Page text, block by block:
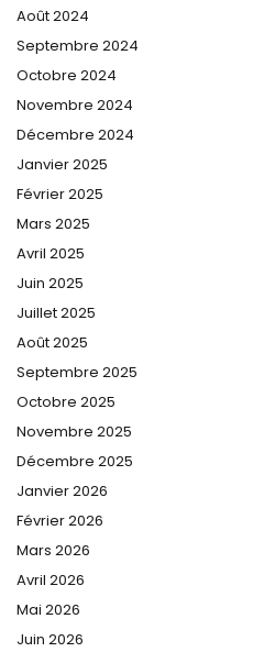
Août 2024
Septembre 2024
Octobre 2024
Novembre 2024
Décembre 2024
Janvier 2025
Février 2025
Mars 2025
Avril 2025
Juin 2025
Juillet 2025
Août 2025
Septembre 2025
Octobre 2025
Novembre 2025
Décembre 2025
Janvier 2026
Février 2026
Mars 2026
Avril 2026
Mai 2026
Juin 2026